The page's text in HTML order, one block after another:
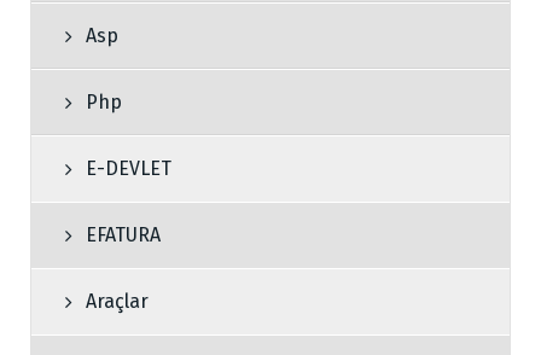
Asp
Php
E-DEVLET
EFATURA
Araçlar